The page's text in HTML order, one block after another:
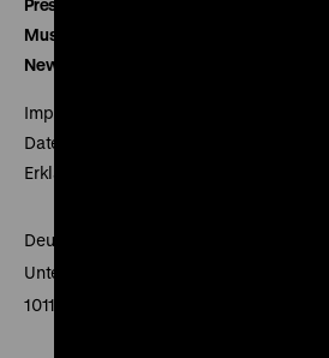
Presse
Museumsverein
Newsletter
Impressum
Datenschutz
Erklärung digitale Barrierefreiheit
Deutsches Historisches Museum
Unter den Linden 2
10117 Berlin